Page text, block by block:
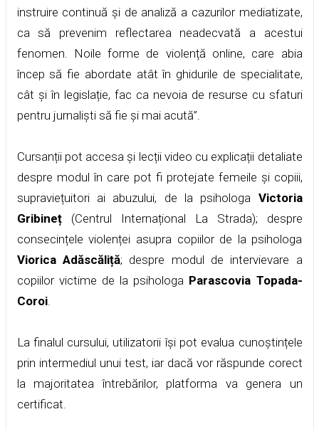
instruire continuă și de analiză a cazurilor mediatizate,
ca să prevenim reflectarea neadecvată a acestui
fenomen. Noile forme de violență online, care abia
încep să fie abordate atât în ghidurile de specialitate,
cât și în legislație, fac ca nevoia de resurse cu sfaturi
pentru jurnaliști să fie și mai acută”.
Cursanții pot accesa și lecții video cu explicații detaliate
despre modul în care pot fi protejate femeile și copiii,
supraviețuitori ai abuzului, de la psihologa Victoria
Gribineț(Centrul Internațional La Strada); despre
consecințele violenței asupra copiilor de la psihologa
Viorica Adăscăliță; despre modul de intervievare a
copiilor victime de la psihologa Parascovia Topada-
Coroi.
La finalul cursului, utilizatorii își pot evalua cunoștințele
prin intermediul unui test, iar dacă vor răspunde corect
la majoritatea întrebărilor, platforma va genera un
certificat.